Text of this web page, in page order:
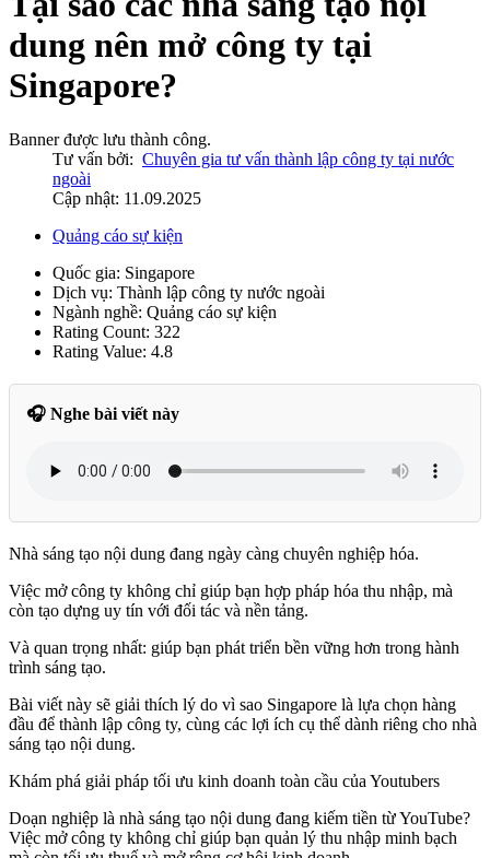
dung nên mở công ty tại
Singapore?
Banner được lưu thành công.
Tư vấn bởi: Chuyên gia tư vấn thành lập công ty tại nước
ngoài
Cập nhật: 11.09.2025
Quảng cáo sự kiện
Quốc gia: Singapore
Dịch vụ: Thành lập công ty nước ngoài
Ngành nghề: Quảng cáo sự kiện
Rating Count: 322
Rating Value: 4.8
🎧 Nghe bài viết này
Nhà sáng tạo nội dung đang ngày càng chuyên nghiệp hóa.
Việc mở công ty không chỉ giúp bạn hợp pháp hóa thu nhập, mà
còn tạo dựng uy tín với đối tác và nền tảng.
Và quan trọng nhất: giúp bạn phát triển bền vững hơn trong hành
trình sáng tạo.
Bài viết này sẽ giải thích lý do vì sao Singapore là lựa chọn hàng
đầu để thành lập công ty, cùng các lợi ích cụ thể dành riêng cho nhà
sáng tạo nội dung.
Khám phá giải pháp tối ưu kinh doanh toàn cầu của Youtubers
Doạn nghiệp là nhà sáng tạo nội dung đang kiếm tiền từ YouTube?
Việc mở công ty không chỉ giúp bạn quản lý thu nhập minh bạch